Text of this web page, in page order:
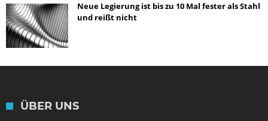
Neue Legierung ist bis zu 10 Mal fester als Stahl
und reißt nicht
ÜBER UNS